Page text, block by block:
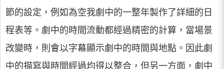
節的設定，例如為空我劇中的一整年製作了詳細的日
程表等。劇中的時間流動都經過精密的計算，當場景
改變時，則會以字幕顯示劇中的時間與地點。因此劇
中的描寫與時間經過均得以整合，但另一方面，劇中